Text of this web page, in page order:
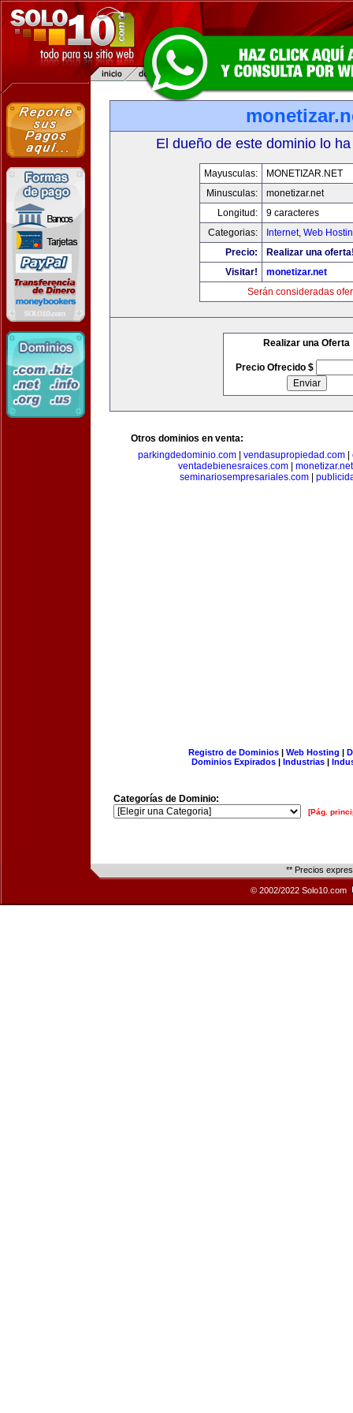
El dueño de este dominio lo
Mayusculas:
MONETIZAR.NET
Minusculas:
monetizar.net
Longitud:
9 caracteres
Categorias:
Internet, Web
Precio:
Realizar una
Visitar!
monetizar.net
Serán consideradas
Realizar una Oferta
Precio Ofrecido $
Otros dominios en venta:
parkingdedominio.com| vendasupropiedad.com|
ventadebienesraices.com
monetizar.net
seminariosempresariales.com
Registro de Dominios| Web Hosting |
Dominios Expirados | Industrias |
Categorías de Dominio:
[Pág.
** Precios
© 2002/2022 Solo10.com